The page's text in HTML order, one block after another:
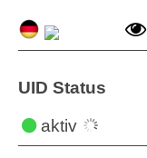
UID Status
aktiv